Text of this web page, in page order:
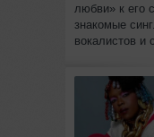
любви» к его
знакомые
вокалистов и